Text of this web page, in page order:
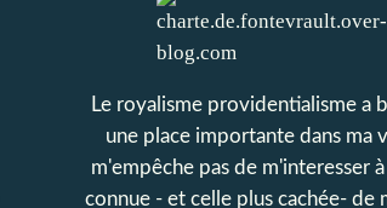
Le royalisme providentialisme a
une place importante dans ma
m'empêche pas de m'interesser
connue - et celle plus cachée- de